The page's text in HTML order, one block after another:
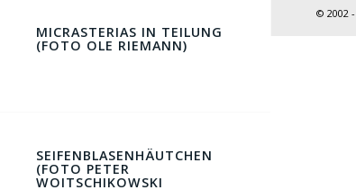
MICRASTERIAS IN TEILUNG
(FOTO OLE RIEMANN)
SEIFENBLASENHÄUTCHEN
(FOTO PETER
WOITSCHIKOWSKI
© 2002